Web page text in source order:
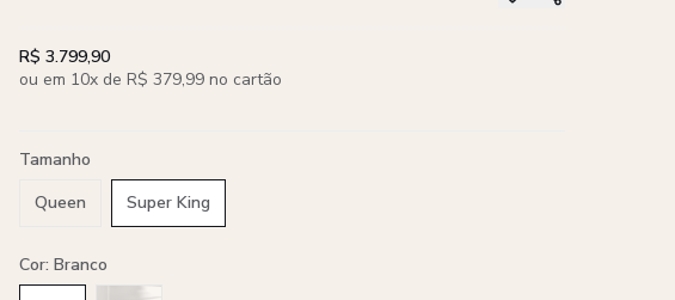
R$ 3.799,90
ou em 10x de R$ 379,99 no cartão
Tamanho
Queen
Super King
Cor: Branco